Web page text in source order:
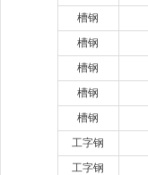
槽钢
槽钢
槽钢
槽钢
槽钢
工字钢
工字钢